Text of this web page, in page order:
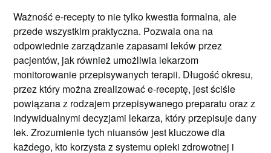
Ważność e-recepty to nie tylko kwestia formalna, ale
przede wszystkim praktyczna. Pozwala ona na
odpowiednie zarządzanie zapasami leków przez
pacjentów, jak również umożliwia lekarzom
monitorowanie przepisywanych terapii. Długość okresu,
przez który można zrealizować e-receptę, jest ściśle
powiązana z rodzajem przepisywanego preparatu oraz z
indywidualnymi decyzjami lekarza, który przepisuje dany
lek. Zrozumienie tych niuansów jest kluczowe dla
każdego, kto korzysta z systemu opieki zdrowotnej i